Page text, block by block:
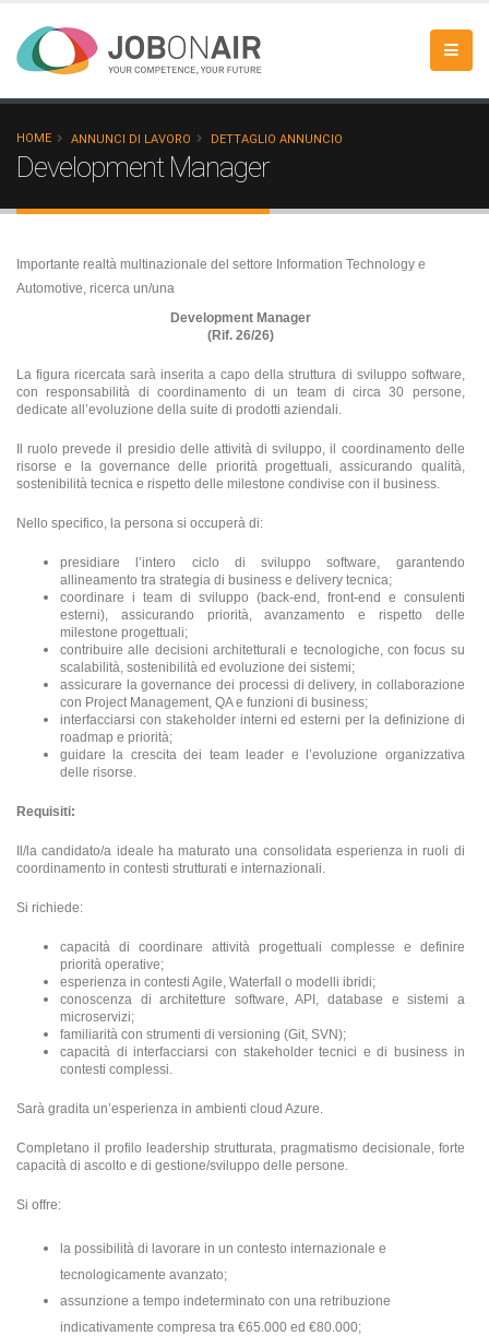
HOME ANNUNCI DI LAVORO DETTAGLIO ANNUNCIO
Development Manager
Importante realtà multinazionale del settore Information Technology e
Automotive, ricerca un/una
Development Manager
(Rif. 26/26)
La figura ricercata sarà inserita a capo della struttura di sviluppo software,
con responsabilità di coordinamento di un team di circa 30 persone,
dedicate all’evoluzione della suite di prodotti aziendali.
Il ruolo prevede il presidio delle attività di sviluppo, il coordinamento delle
risorse e la governance delle priorità progettuali, assicurando qualità,
sostenibilità tecnica e rispetto delle milestone condivise con il business.
Nello specifico, la persona si occuperà di:
presidiare l’intero ciclo di sviluppo software, garantendo
allineamento tra strategia di business e delivery tecnica;
coordinare i team di sviluppo (back-end, front-end e consulenti
esterni), assicurando priorità, avanzamento e rispetto delle
milestone progettuali;
contribuire alle decisioni architetturali e tecnologiche, con focus su
scalabilità, sostenibilità ed evoluzione dei sistemi;
assicurare la governance dei processi di delivery, in collaborazione
con Project Management, QA e funzioni di business;
interfacciarsi con stakeholder interni ed esterni per la definizione di
roadmap e priorità;
guidare la crescita dei team leader e l’evoluzione organizzativa
delle risorse.
Requisiti:
Il/la candidato/a ideale ha maturato una consolidata esperienza in ruoli di
coordinamento in contesti strutturati e internazionali.
Si richiede:
capacità di coordinare attività progettuali complesse e definire
priorità operative;
esperienza in contesti Agile, Waterfall o modelli ibridi;
conoscenza di architetture software, API, database e sistemi a
microservizi;
familiarità con strumenti di versioning (Git, SVN);
capacità di interfacciarsi con stakeholder tecnici e di business in
contesti complessi.
Sarà gradita un’esperienza in ambienti cloud Azure.
Completano il profilo leadership strutturata, pragmatismo decisionale, forte
capacità di ascolto e di gestione/sviluppo delle persone.
Si offre:
la possibilità di lavorare in un contesto internazionale e
tecnologicamente avanzato;
assunzione a tempo indeterminato con una retribuzione
indicativamente compresa tra €65.000 ed €80.000;